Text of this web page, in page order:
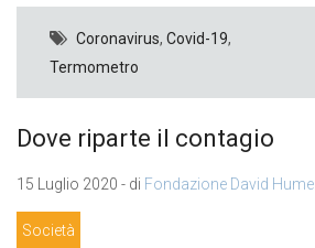
Coronavirus, Covid-19,
Termometro
Dove riparte il contagio
15 Luglio 2020 - di Fondazione David Hume
Società